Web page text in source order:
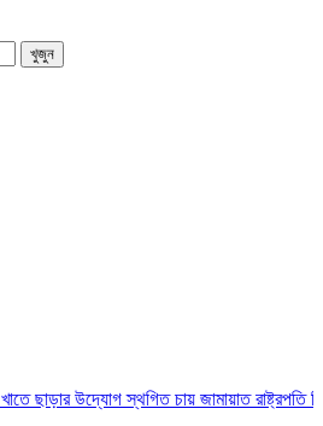
খুজুন
উদ্যোগ স্থগিত চায় জামায়াতরাষ্ট্রপতি